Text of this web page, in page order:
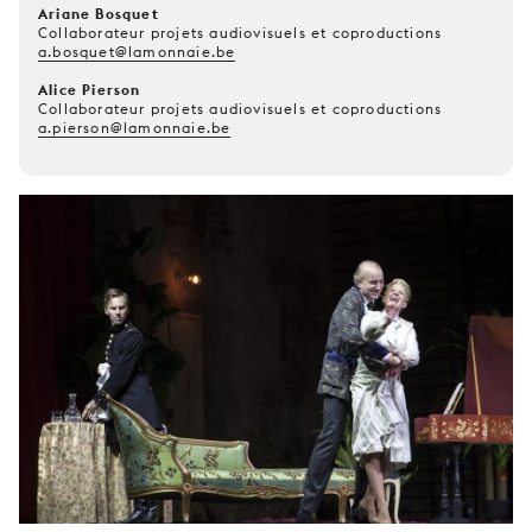
Ariane Bosquet
Collaborateur projets audiovisuels et coproductions
a.bosquet@lamonnaie.be
Alice Pierson
Collaborateur projets audiovisuels et coproductions
a.pierson@lamonnaie.be